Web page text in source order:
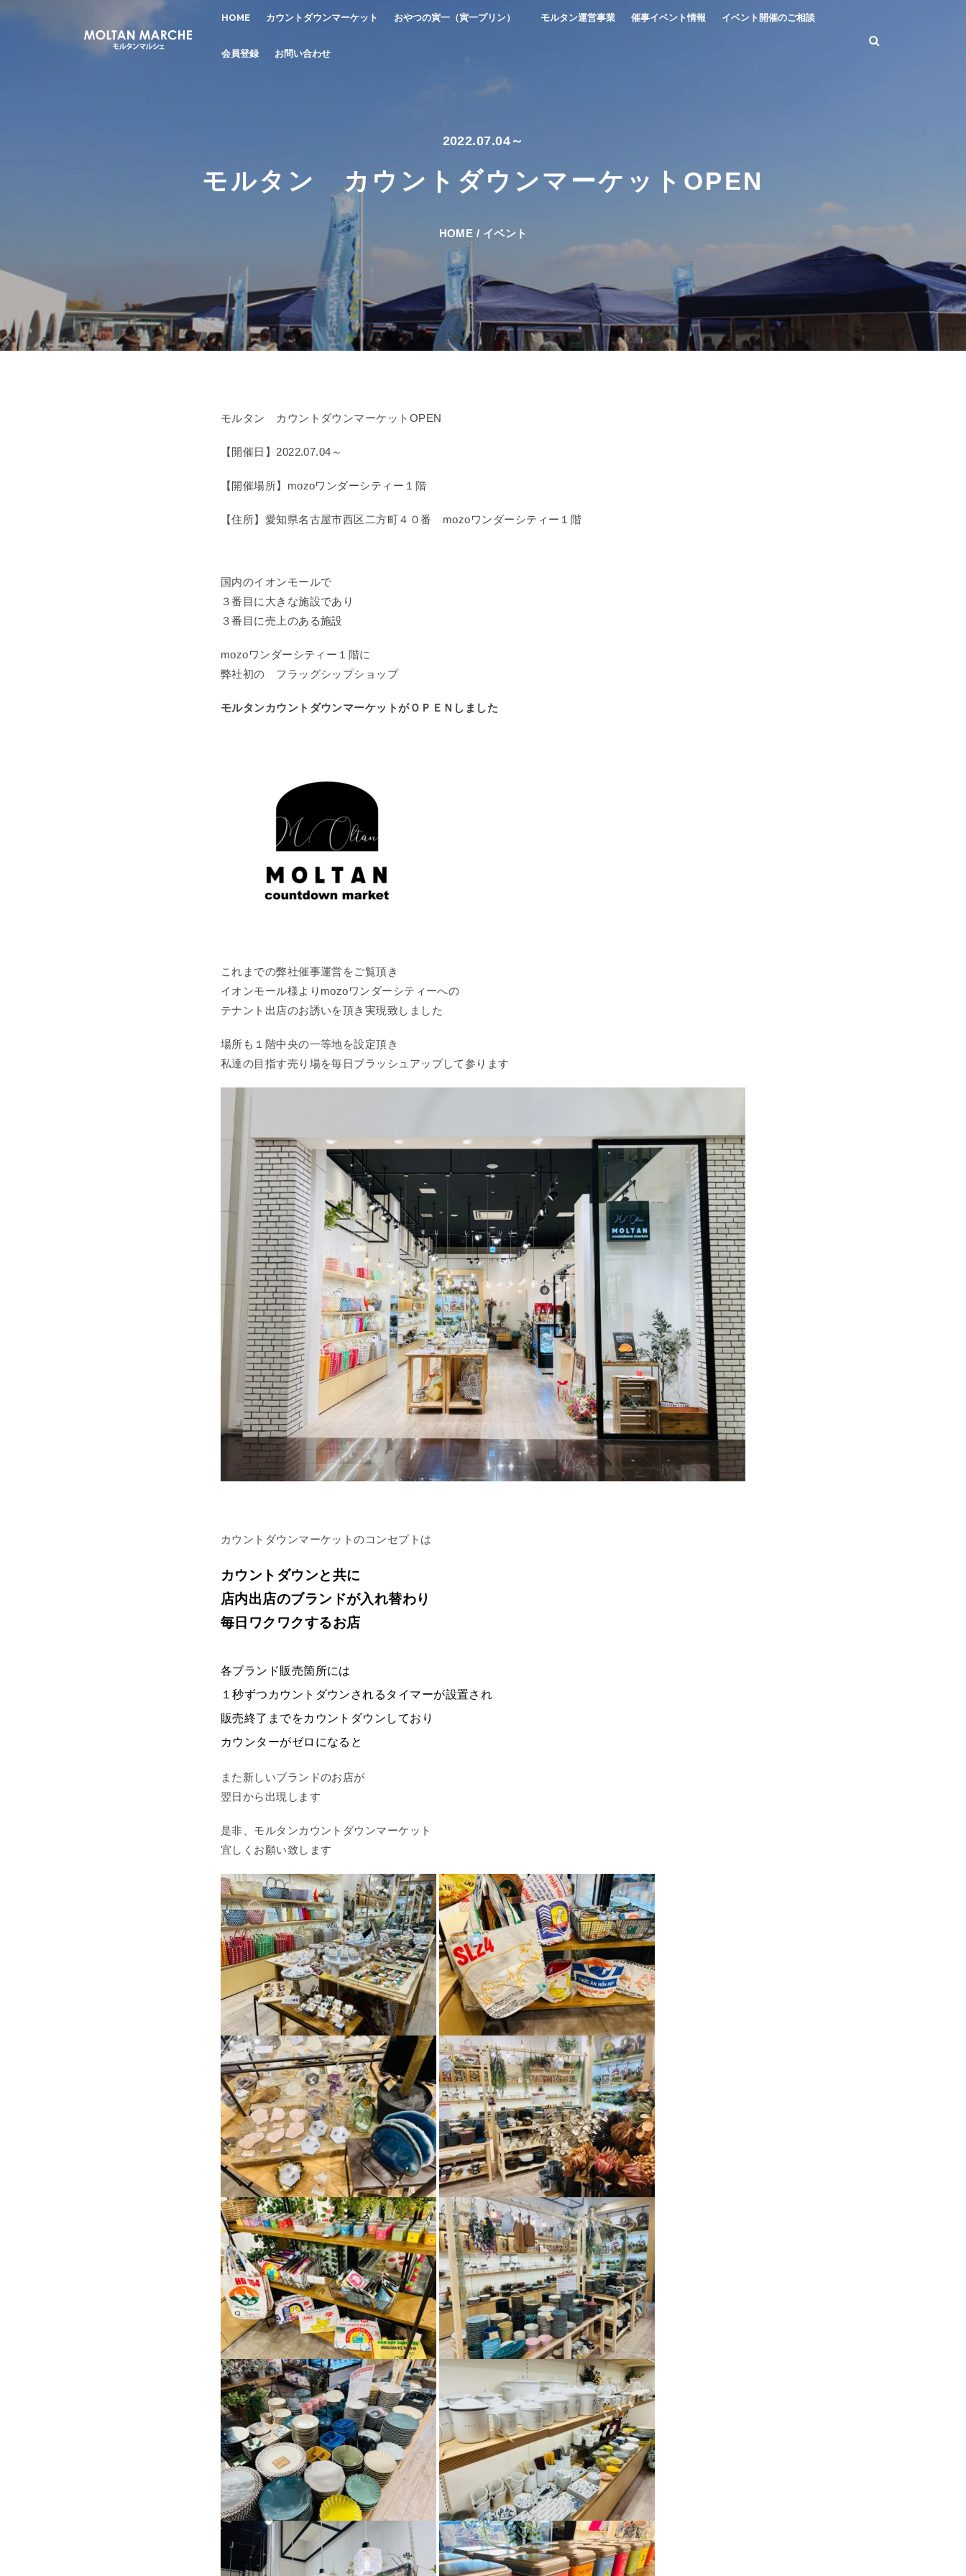
HOME カウントダウンマーケット おやつの寅一（寅一プリン） モルタン運営事業 催事イベント情報 イベント開催のご相談
会員登録 お問い合わせ
2022.07.04～
モルタン カウントダウンマーケットOPEN
HOME / イベント
モルタン カウントダウンマーケットOPEN
【開催日】2022.07.04～
【開催場所】mozoワンダーシティー１階
【住所】愛知県名古屋市西区二方町４０番 mozoワンダーシティー１階
国内のイオンモールで
３番目に大きな施設であり
３番目に売上のある施設
mozoワンダーシティー１階に
弊社初の フラッグシップショップ
モルタンカウントダウンマーケットがＯＰＥＮしました
これまでの弊社催事運営をご覧頂き
イオンモール様よりmozoワンダーシティーへの
テナント出店のお誘いを頂き実現致しました
場所も１階中央の一等地を設定頂き
私達の目指す売り場を毎日ブラッシュアップして参ります
カウントダウンマーケットのコンセプトは
カウントダウンと共に
店内出店のブランドが入れ替わり
毎日ワクワクするお店
各ブランド販売箇所には
１秒ずつカウントダウンされるタイマーが設置され
販売終了までをカウントダウンしており
カウンターがゼロになると
また新しいブランドのお店が
翌日から出現します
是非、モルタンカウントダウンマーケット
宜しくお願い致します